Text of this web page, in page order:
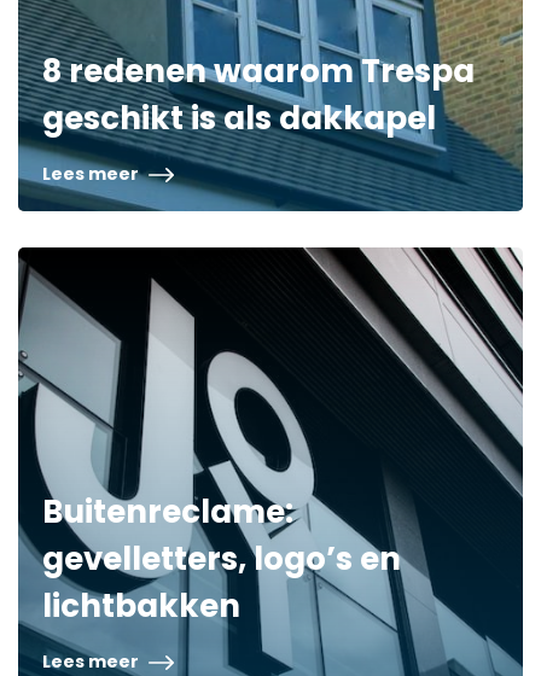
8 redenen waarom Trespa
geschikt is als dakkapel
Lees meer
Buitenreclame:
gevelletters, logo’s en
lichtbakken
Lees meer